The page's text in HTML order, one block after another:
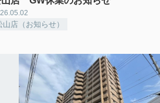
山店（お知らせ）